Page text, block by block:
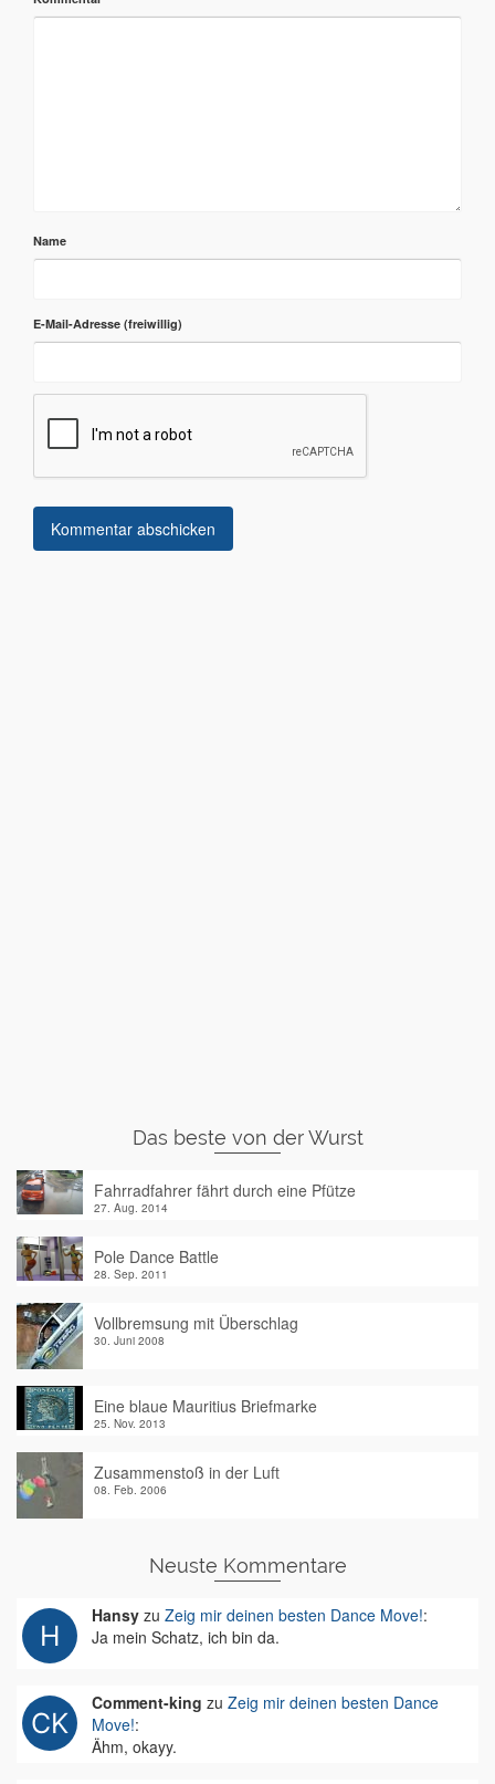
Name
E-Mail-Adresse
Das beste von der Wurst
Fahrradfahrer fährt durch eine Pfütze
27. Aug. 2014
Pole Dance Battle
28. Sep. 2011
Vollbremsung mit Überschlag
30. Juni 2008
Eine blaue Mauritius Briefmarke
25. Nov. 2013
Zusammenstoß in der Luft
08. Feb. 2006
Neuste Kommentare
Hansy zu Zeig mir deinen besten Dance Move!:
Ja mein Schatz, ich bin da.
Comment-king zu Zeig mir deinen besten Dance
Move!:
Ähm, okayy.